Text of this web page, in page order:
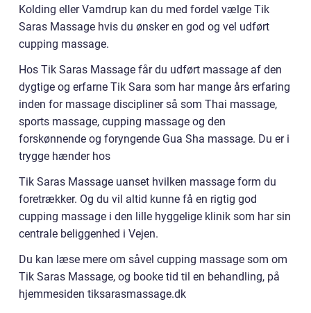
Kolding eller Vamdrup kan du med fordel vælge Tik
Saras Massage hvis du ønsker en god og vel udført
cupping massage.
Hos Tik Saras Massage får du udført massage af den
dygtige og erfarne Tik Sara som har mange års erfaring
inden for massage discipliner så som Thai massage,
sports massage, cupping massage og den
forskønnende og foryngende Gua Sha massage. Du er i
trygge hænder hos
Tik Saras Massage uanset hvilken massage form du
foretrækker. Og du vil altid kunne få en rigtig god
cupping massage i den lille hyggelige klinik som har sin
centrale beliggenhed i Vejen.
Du kan læse mere om såvel cupping massage som om
Tik Saras Massage, og booke tid til en behandling, på
hjemmesiden tiksarasmassage.dk